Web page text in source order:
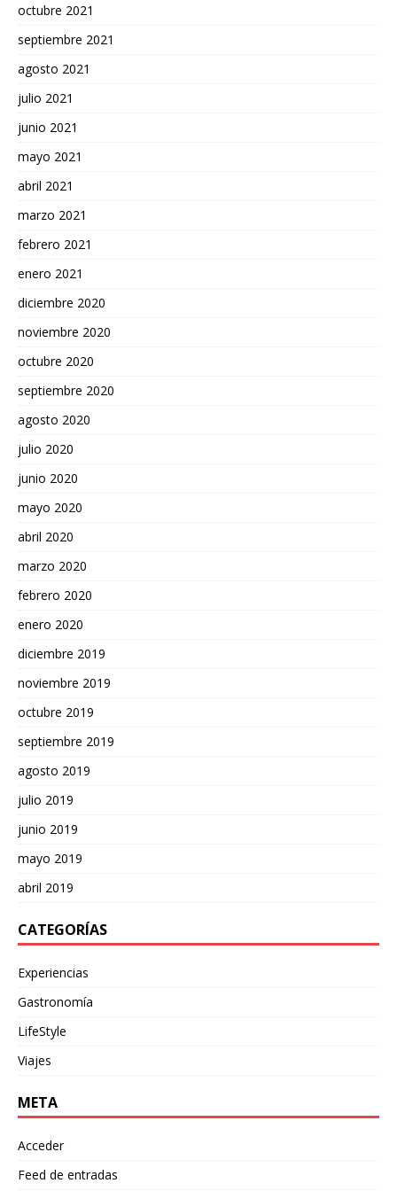
octubre 2021
septiembre 2021
agosto 2021
julio 2021
junio 2021
mayo 2021
abril 2021
marzo 2021
febrero 2021
enero 2021
diciembre 2020
noviembre 2020
octubre 2020
septiembre 2020
agosto 2020
julio 2020
junio 2020
mayo 2020
abril 2020
marzo 2020
febrero 2020
enero 2020
diciembre 2019
noviembre 2019
octubre 2019
septiembre 2019
agosto 2019
julio 2019
junio 2019
mayo 2019
abril 2019
CATEGORÍAS
Experiencias
Gastronomía
LifeStyle
Viajes
META
Acceder
Feed de entradas